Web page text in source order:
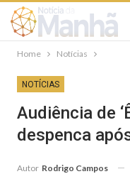
Home Notícias
NOTÍCIAS
Audiência de
despenca
Autor Rodrigo Campos